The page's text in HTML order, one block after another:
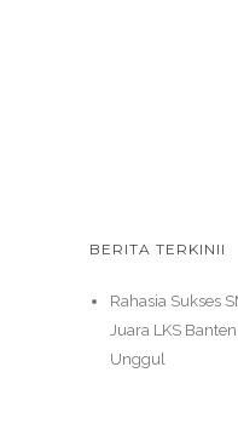
BERITA TERKINII
Rahasia Sukses
Juara LKS
Unggul